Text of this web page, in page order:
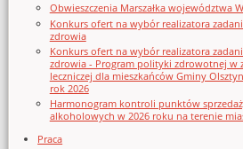
Obwieszczenia Marszałka województwa
Konkurs ofert na wybór realizatora
zdrowia
Konkurs ofert na wybór realizatora
zdrowia - Program polityki zdrowotnej w
leczniczej dla mieszkańców Gminy
rok 2026
Harmonogram kontroli punktów
alkoholowych w 2026 roku na terenie
Praca